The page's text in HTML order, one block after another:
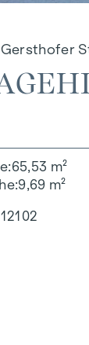
Gersthofer
65,53 m²
9,69 m²
12102